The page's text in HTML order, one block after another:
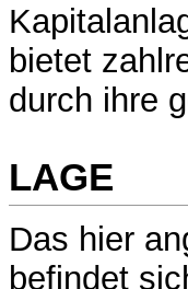
bietet
durch ihre
LAGE
Das hier
befindet